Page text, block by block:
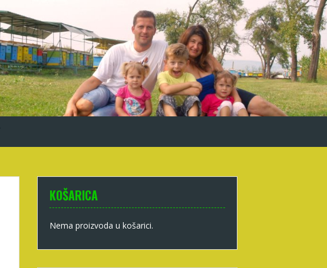
KOŠARICA
Nema proizvoda u košarici.